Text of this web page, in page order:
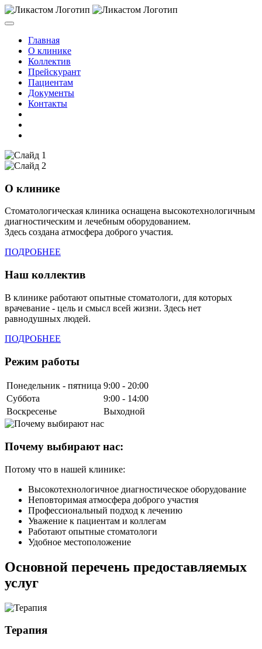
Главная
О клинике
Коллектив
Прейскурант
Пациентам
Документы
Контакты
О клинике
Стоматологическая клиника оснащена высокотехнологичным
диагностическим и лечебным оборудованием.
Здесь создана атмосфера доброго участия.
ПОДРОБНЕЕ
Наш коллектив
В клинике работают опытные стоматологи, для которых
врачевание - цель и смысл всей жизни. Здесь нет
равнодушных людей.
ПОДРОБНЕЕ
Режим работы
Понедельник - пятница 9:00 - 20:00
Суббота
9:00 - 14:00
Воскресенье
Выходной
Почему выбирают нас:
Потому что в нашей клинике:
Высокотехнологичное диагностическое оборудование
Неповторимая атмосфера доброго участия
Профессиональный подход к лечению
Уважение к пациентам и коллегам
Работают опытные стоматологи
Удобное местоположение
Основной перечень предоставляемых
услуг
Терапия